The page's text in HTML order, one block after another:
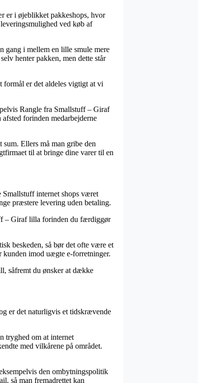
er i øjeblikket pakkeshops, hvor
ved køb af
gang i mellem en lille smule mere
henter pakken, men dette står
formål er det aldeles vigtigt at vi
Rangle fra Smallstuff – Giraf
forinden medarbejderne
Ellers må man gribe den
til at bringe dine varer til en
Smallstuff internet shops været
præstere levering uden betaling.
– Giraf lilla forinden du færdiggør
beskeden, så bør det ofte være et
imod uægte e-forretninger.
såfremt du ønsker at dække
er det naturligvis et tidskrævende
tryghed om at internet
med vilkårene på området.
den ombytningspolitik
så man fremadrettet kan